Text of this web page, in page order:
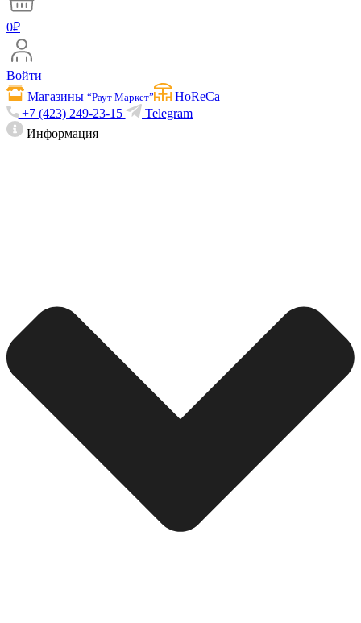
0₽
Войти
Магазины“Раут Маркет”
HoReCa
+7 (423) 249-23-15
Telegram
Информация